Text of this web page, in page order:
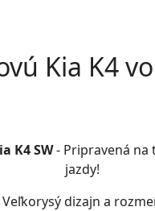
Kia K4
K4 SW- Pripravená na
jazdy!
Veľkorysý dizajn a